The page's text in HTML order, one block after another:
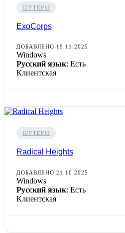
ШУТЕРЫ
ExoCorps
ДОБАВЛЕНО 19.11.2025
Windows
Русский язык: Есть
Клиентская
ШУТЕРЫ
Radical Heights
ДОБАВЛЕНО 21.10.2025
Windows
Русский язык: Есть
Клиентская